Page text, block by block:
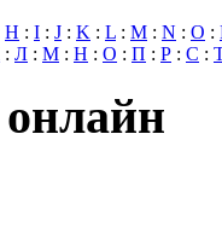
H : I : J : K : L : M : N : O :
: Л : М : Н : О : П : Р : С :